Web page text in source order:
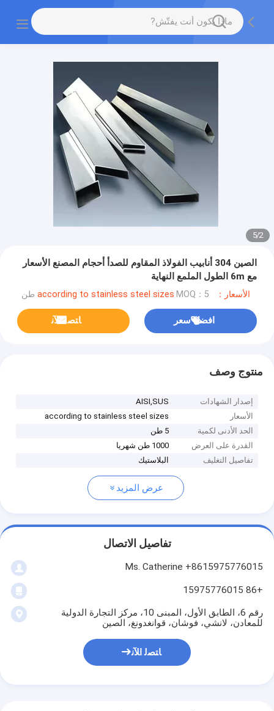
3
/
5
الصين 304 أنابيب الفولاذ المقاوم للصدأ أحجام المصنع الأسعار
مع 6m الطول الملمع النهاية
الأسعار：according to stainless steel sizes MOQ：5 طن
افضل سعر ﺎﺘﺼﻟ ﺍﻶﻧ
منتوج وصف
إصدار الشهادات
AISI,SUS
الأسعار
according to stainless steel sizes
الحد الأدنى لكمية
5 طن
القدرة على العرض
1000 طن شهريا
تفاصيل التغليف
البلاستيك
عرض المزيد
تفاصيل الاتصال
Ms. Catherine +8615975776015
+86 15975776015
رقم 6، الطابق الأول، المبنى 10، مركز التجارة الدولية
للمعادن، لانشي، فوشان، قوانغدونغ، الصين
ﺎﺘﺼﻟ ﺍﻶﻧ